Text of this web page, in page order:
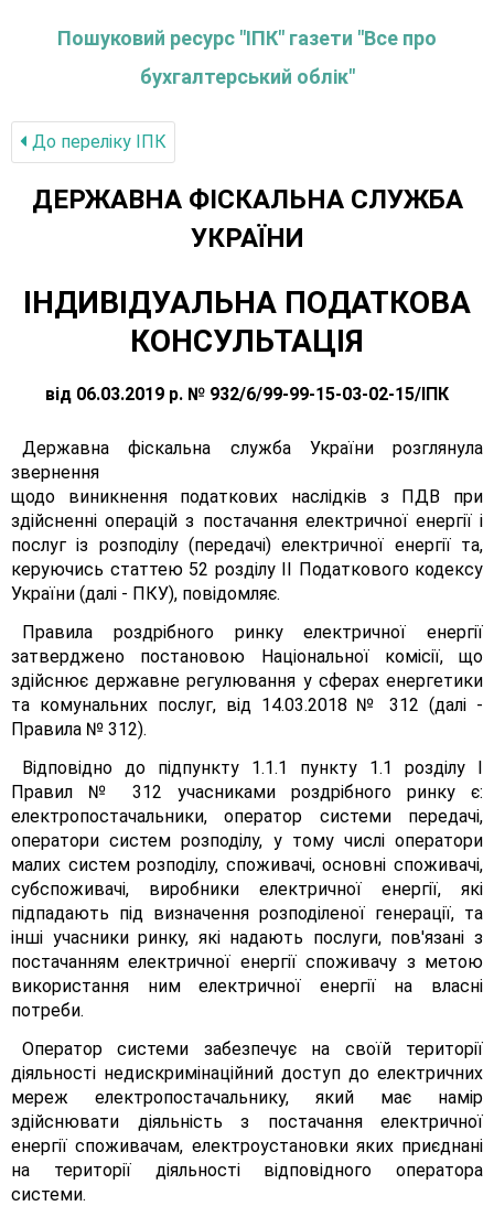
Пошуковий ресурс "ІПК" газети "Все про
бухгалтерський облік"
До переліку IПК
ДЕРЖАВНА ФІСКАЛЬНА СЛУЖБА
УКРАЇНИ
ІНДИВІДУАЛЬНА ПОДАТКОВА
КОНСУЛЬТАЦІЯ
від 06.03.2019 р. № 932/6/99-99-15-03-02-15/ІПК
Державна фіскальна служба України розглянула
звернення
щодо виникнення податкових наслідків з ПДВ при
здійсненні операцій з постачання електричної енергії і
послуг із розподілу (передачі) електричної енергії та,
керуючись статтею 52 розділу II Податкового кодексу
України (далі - ПКУ), повідомляє.
Правила роздрібного ринку електричної енергії
затверджено постановою Національної комісії, що
здійснює державне регулювання у сферах енергетики
та комунальних послуг, від 14.03.2018 № 312 (далі -
Правила № 312).
Відповідно до підпункту 1.1.1 пункту 1.1 розділу І
Правил № 312 учасниками роздрібного ринку є:
електропостачальники, оператор системи передачі,
оператори систем розподілу, у тому числі оператори
малих систем розподілу, споживачі, основні споживачі,
субспоживачі, виробники електричної енергії, які
підпадають під визначення розподіленої генерації, та
інші учасники ринку, які надають послуги, пов'язані з
постачанням електричної енергії споживачу з метою
використання ним електричної енергії на власні
потреби.
Оператор системи забезпечує на своїй території
діяльності недискримінаційний доступ до електричних
мереж електропостачальнику, який має намір
здійснювати діяльність з постачання електричної
енергії споживачам, електроустановки яких приєднані
на території діяльності відповідного оператора
системи.